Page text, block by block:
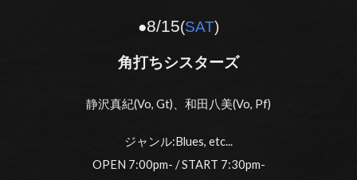
●8/15(SAT)
角打ちシスターズ
静沢真紀(Vo, Gt)、和田八美(Vo, Pf)
ジャンル:Blues, etc...
OPEN 7:00pm- / START 7:30pm-